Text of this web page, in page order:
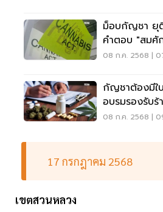
ม็อบกัญชา ยุ
คำตอบ "สมศั
08 ก.ค. 2568 |
กัญชาต้องมีใ
อบรมรองรับ
แห่ง
08 ก.ค. 2568 |
17 กรกฎาคม 2568
เขตสวนหลวง